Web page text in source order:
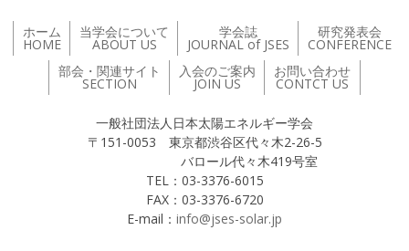
ホーム
HOME
当学会について
ABOUT US
学会誌
JOURNAL of JSES
研究発表会
CONFERENCE
部会・関連サイト
SECTION
入会のご案内
JOIN US
お問い合わせ
CONTCT US
一般社団法人日本太陽エネルギー学会
〒151-0053 東京都渋谷区代々木2-26-5
バロール代々木419号室
TEL：03-3376-6015
FAX：03-3376-6720
E-mail： info@jses-solar.jp